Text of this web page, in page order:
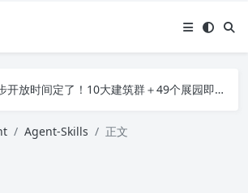
合集下载｜总2.7G，压缩后仅738M，覆盖全场景技能
合集下载｜总2.7G，压缩后仅738M，覆盖全场景技能
Agent-Skills 正文